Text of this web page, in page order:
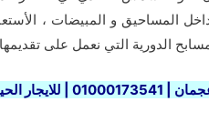
داخل المساحيق و المبيضات ،
الدورية التي نعمل على تقديمها
مسابح عجمان